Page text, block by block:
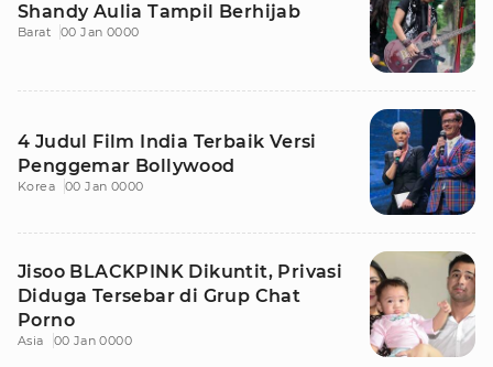
Shandy Aulia Tampil Berhijab
Barat 00 Jan 0000
4 Judul Film India Terbaik Versi
Penggemar Bollywood
Korea 00 Jan 0000
Jisoo BLACKPINK Dikuntit, Privasi
Diduga Tersebar di Grup Chat
Porno
Asia 00 Jan 0000